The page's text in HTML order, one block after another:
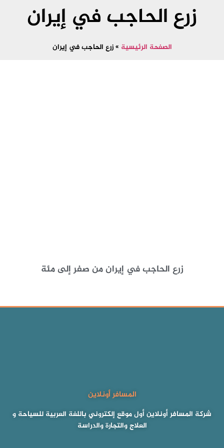
زرع الحاجب في إيران
الصفحة الرئيسية »زرع الحاجب في إيران
زرع الحاجب في إيران من صفر إلى مئة
المسافر أونلاين
شركة المسافر أونلاين أول موقع إلكتروني باللغة العربية للسياحة و
العلاج والتجارة والدراسة